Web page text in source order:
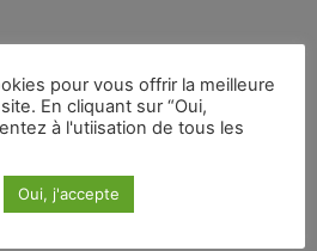
pour vous offrir la meilleure
En cliquant sur “Oui,
à l'utiisation de tous les
Oui, j'accepte